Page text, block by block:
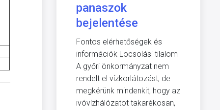
panaszok
bejelentése
Fontos elérhetőségek és
információk Locsolási tilalom
A győri önkormányzat nem
rendelt el vízkorlátozást, de
megkérünk mindenkit, hogy az
ivóvízhálózatot takarékosan,